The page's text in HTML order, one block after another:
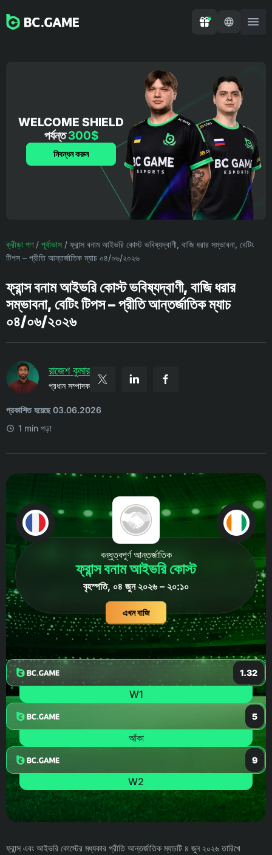
WELCOME SHIELD
পর্যন্ত300$
নিবন্ধন করুন
ক্রীড়া পণ/ পূর্বাভাস /ফ্রান্স বনাম আইভরি কোস্ট ভবিষ্যদ্বাণী, বাজি ধরার সম্ভাবনা, বেটিং
টিপস – প্রীতি আন্তর্জাতিক ম্যাচ ০৪/০৬/২০২৬
ফ্রান্স বনাম আইভরি কোস্ট ভবিষ্যদ্বাণী, বাজি ধরার
সম্ভাবনা, বেটিং টিপস – প্রীতি আন্তর্জাতিক ম্যাচ
০৪/০৬/২০২৬
রাজেশ কুমার
প্রধান সম্পাদক
প্রকাশিত হয়েছে 03.06.2026
1 min পড়া
বন্ধুত্বপূর্ণ আন্তর্জাতিক
ফ্রান্স বনাম আইভরি কোস্ট
বৃহস্পতি, ০৪ জুন ২০২৬ – ২০:১০
এখন বাজি
1.32
W1
5
আঁকা
9
W2
ফ্রান্স এবং আইভরি কোস্টের মধ্যকার প্রীতি আন্তর্জাতিক ম্যাচটি ৪ জুন ২০২৬ তারিখে